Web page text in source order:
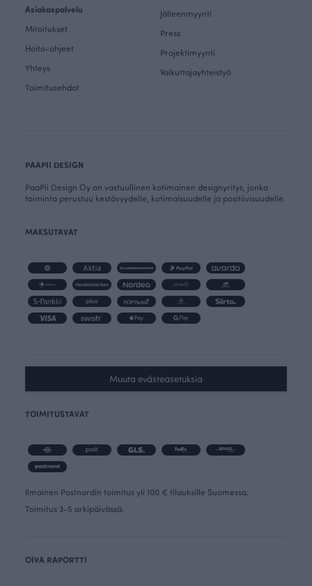
Asiakaspalvelu
Mitoitukset
Hoito-ohjeet
Yhteys
Toimitusehdot
Jälleenmyynti
Press
Projektimyynti
Vaikuttajayhteistyö
PAAPII DESIGN
PaaPii Design Oy on vastuullinen kotimainen designyritys, jonka
toiminta perustuu kestävyydelle, kotimaisuudelle ja positiivisuudelle.
MAKSUTAVAT
Muuta evästeasetuksia
TOIMITUSTAVAT
Ilmainen Postnordin toimitus yli 100 € tilauksille Suomessa.
Toimitus 3-5 arkipäivässä.
OIVA RAPORTTI